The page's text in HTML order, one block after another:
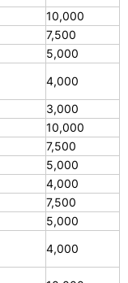
10,000
7,500
5,000
4,000
3,000
10,000
7,500
5,000
4,000
7,500
5,000
4,000